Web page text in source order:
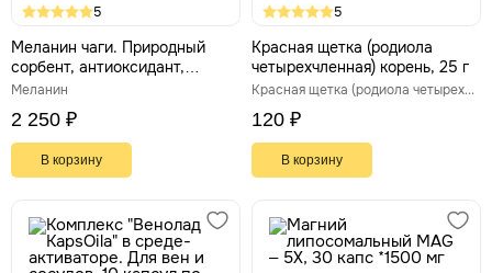
5
Меланин чаги. Природный
сорбент, антиоксидант,
иммуномодулятор, гепато- и
Меланин
2 250 ₽
В корзину
5
Красная щетка (родиола
четырехчленная) корень, 25 г
Красная щетка (родиола четырехлепестная)
120 ₽
В корзину